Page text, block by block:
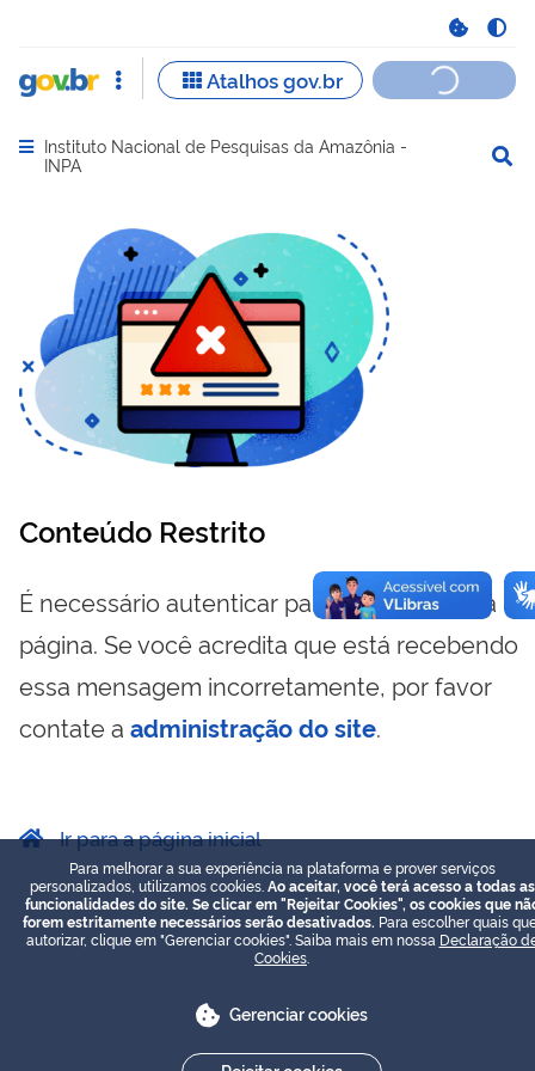
Abrir menu principal de navegação
Instituto Nacional de Pesquisas da Amazônia -
INPA
Conteúdo Restrito
É necessário autenticar para visualizar essa
página. Se você acredita que está recebendo
essa mensagem incorretamente, por favor
contate a administração do site.
Ir para a página inicial
Para melhorar a sua experiência na plataforma e prover serviços
personalizados, utilizamos cookies. Ao aceitar, você terá acesso a todas as
funcionalidades do site. Se clicar em "Rejeitar Cookies", os cookies que
forem estritamente necessários serão desativados. Para escolher quais
autorizar, clique em "Gerenciar cookies". Saiba mais em nossa Declaração
Cookies
Gerenciar cookies